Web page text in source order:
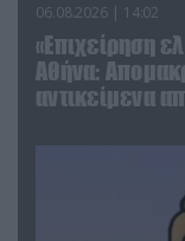
06.08.2026 | 14:02
«Επιχείρηση
Αθήνα:
αντικείμενα